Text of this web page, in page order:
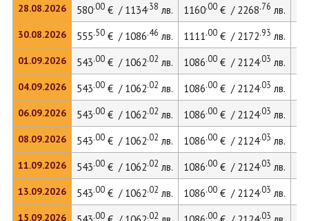
28.08.2026
30.08.2026
01.09.2026
04.09.2026
06.09.2026
08.09.2026
11.09.2026
13.09.2026
15.09.2026
580.00€ / 1134.38 лв. 1160.00€ / 2268.76 лв.
555.50€ / 1086.46 лв. 1111.00€ / 2172.93 лв.
543.00€ / 1062.02 лв. 1086.00€ / 2124.03 лв.
543.00€ / 1062.02 лв. 1086.00€ / 2124.03 лв.
543.00€ / 1062.02 лв. 1086.00€ / 2124.03 лв.
543.00€ / 1062.02 лв. 1086.00€ / 2124.03 лв.
543.00€ / 1062.02 лв. 1086.00€ / 2124.03 лв.
543.00€ / 1062.02 лв. 1086.00€ / 2124.03 лв.
.00 .02 .00 .03